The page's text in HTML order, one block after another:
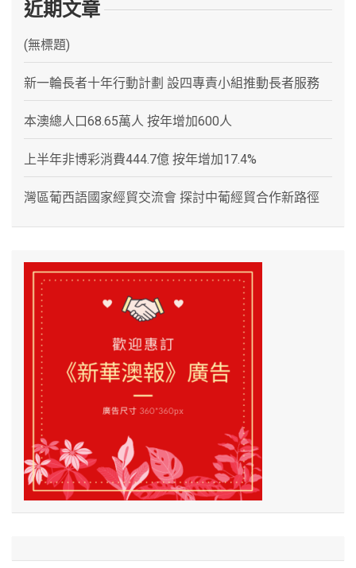
近期文章
(無標題)
新一輪長者十年行動計劃 設四專責小組推動長者服務
本澳總人口68.65萬人 按年增加600人
上半年非博彩消費444.7億 按年增加17.4%
灣區葡西語國家經貿交流會 探討中葡經貿合作新路徑